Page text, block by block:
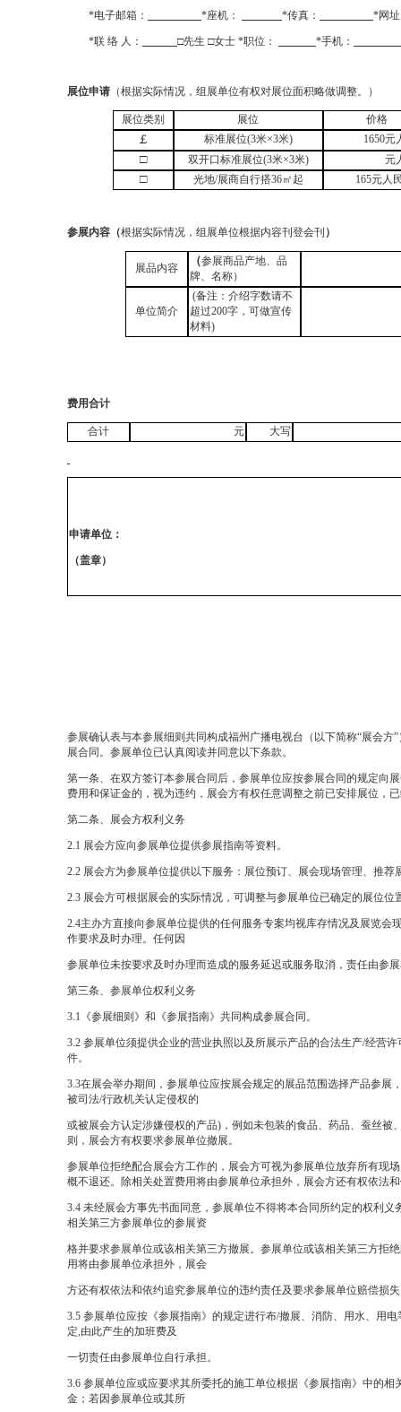
*电子邮箱： *座机： *传真： *网
*联 络 人： □先生 □女士 *职位： *手机：
展位申请 （根据实际情况，组展单位有权对展位面积略做调整。）
展位类别 展位 价格
￡ 标准展位(3米×3米) 1650元
□ 双开口标准展位(3米×3米) 元
□ 光地/展商自行搭36㎡起 165元人
参展内容 （根据实际情况，组展单位根据内容刊登会刊 ）
展品内容
（参展商品产地、品
牌、名称）
单位简介
(备注：介绍字数请不
超过200字，可做宣传
材料)
费用合计
合计 元 大写
申请单位：
（盖章）
参展确认表与本参展细则共同构成福州广播电视台 （以下简称“展会方
展合同。参展单位已认真阅读并同意以下条款。
第一条、在双方签订本参展合同后，参展单位应按参展合同的规定向
费用和保证金的，视为违约，展会方有权任意调整之前已安排展位，
第二条、展会方权利义务
2.1 展会方应向参展单位提供参展指南等资料。
2.2 展会方为参展单位提供以下服务：展位预订、展会现场管理、推
2.3 展会方可根据展会的实际情况，可调整与参展单位已确定的展位位
2.4主办方直接向参展单位提供的任何服务专案均视库存情况及展览会
作要求及时办理。任何因
参展单位未按要求及时办理而造成的服务延迟或服务取消，责任由参展
第三条、参展单位权利义务
3.1 《参展细则》和《参展指南》共同构成参展合同。
3.2 参展单位须提供企业的营业执照以及所展示产品的合法生产/经营许
件。
3.3在展会举办期间，参展单位应按展会规定的展品范围选择产品参
被司法/行政机关认定侵权的
或被展会方认定涉嫌侵权的产品) ，例如未包装的食品、 药品、蚕丝被
则，展会方有权要求参展单位撤展。
参展单位拒绝配合展会方工作的，展会方可视为参展单位放弃所有现
概不退还。除相关处置费用将由参展单位承担外，展会方还有权依法
3.4 未经展会方事先书面同意，参展单位不得将本合同所约定的权利义
相关第三方参展单位的参展资
格并要求参展单位或该相关第三方撤展。参展单位或该相关第三方拒
用将由参展单位承担外，展会
方还有权依法和依约追究参展单位的违约责任及要求参展单位赔偿损
3.5 参展单位应按《参展指南》的规定进行布/撤展、消防、用水、用
定,由此产生的加班费及
一切责任由参展单位自行承担。
3.6 参展单位应或应要求其所委托的施工单位根据《参展指南》中的相
金；若因参展单位或其所